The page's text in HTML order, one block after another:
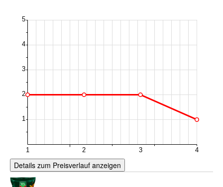
Details zum Preisverlauf anzeigen